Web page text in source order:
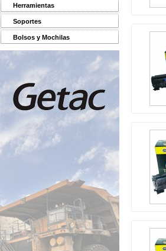
Herramientas
Soportes
Bolsos y Mochilas